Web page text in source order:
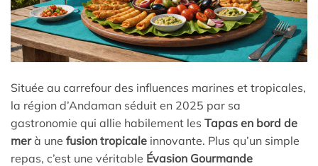
Située au carrefour des influences marines et tropicales,
la région d’Andaman séduit en 2025 par sa
gastronomie qui allie habilement les Tapas en bord de
merà une fusion tropicale innovante. Plus qu’un simple
repas, c’est une véritable Évasion Gourmande